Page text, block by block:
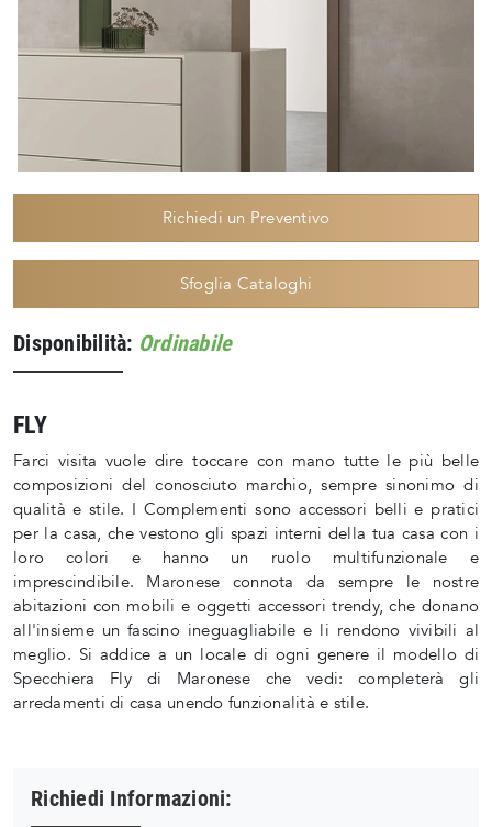
Richiedi un Preventivo
Sfoglia Cataloghi
Disponibilità: Ordinabile
FLY
Farci visita vuole dire toccare con mano tutte le più belle
composizioni del conosciuto marchio, sempre sinonimo di
qualità e stile. I Complementi sono accessori belli e pratici
per la casa, che vestono gli spazi interni della tua casa con i
loro colori e hanno un ruolo multifunzionale e
imprescindibile. Maronese connota da sempre le nostre
abitazioni con mobili e oggetti accessori trendy, che donano
all'insieme un fascino ineguagliabile e li rendono vivibili al
meglio. Si addice a un locale di ogni genere il modello di
Specchiera Fly di Maronese che vedi: completerà gli
arredamenti di casa unendo funzionalità e stile.
Richiedi Informazioni: